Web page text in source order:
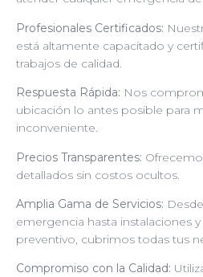
Profesionales Certificados:
está altamente capacitado y
trabajos de calidad.
Respuesta Rápida: Nos
ubicación lo antes posible para
inconveniente.
Precios Transparentes:
detallados sin costos ocultos.
Amplia Gama de Servicios:
emergencia hasta instalaciones
preventivo, cubrimos todas tus
Compromiso con la Calidad: